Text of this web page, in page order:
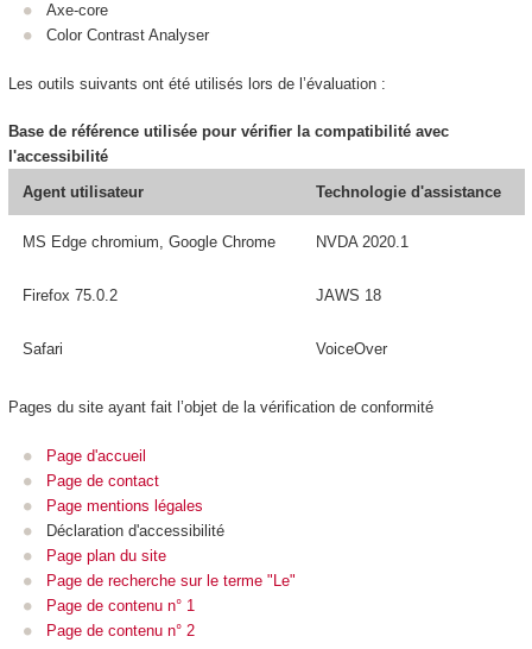
Axe-core
Color Contrast Analyser
Les outils suivants ont été utilisés lors de l’évaluation :
Base de référence utilisée pour vérifier la compatibilité avec
l'accessibilité
Agent utilisateur
Technologie d'assistance
MS Edge chromium, Google Chrome NVDA 2020.1
Firefox 75.0.2 JAWS 18
Safari VoiceOver
Pages du site ayant fait l’objet de la vérification de conformité
Page d'accueil
Page de contact
Page mentions légales
Déclaration d'accessibilité
Page plan du site
Page de recherche sur le terme "Le"
Page de contenu n° 1
Page de contenu n° 2